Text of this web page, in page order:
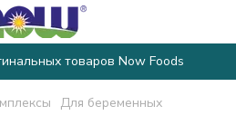
товаров Now Foods
Для беременных